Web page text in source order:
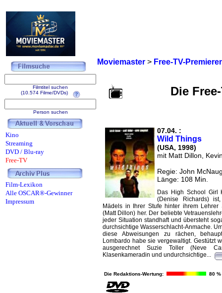
Moviemaster > Free-TV-
Die
07.04. :
Wild Things
(USA, 1998)
mit Matt Dillon,
Regie: John
Länge: 108 Min.
Das High School Girl
(Denise Richards)
Mädels in Ihrer Stufe hinter ihrem Lehrer
(Matt Dillon) her. Der beliebte
jeder Situation standhaft und übersteht
durchsichtige Wasserschlacht-Anmache.
diese Abweisungen zu rächen,
Lombardo habe sie vergewaltigt. Gestützt
ausgerechnet Suzie Toller (Neve
Klasenkameradin und undurchsichtige...
Die Redaktions-Wertung: 80 %
Filmtitel suchen
(10.574 Filme/DVDs)
Person suchen
Kino
Streaming
DVD / Blu-ray
Free-TV
Film-Lexikon
Alle OSCAR®-Gewinner
Impressum